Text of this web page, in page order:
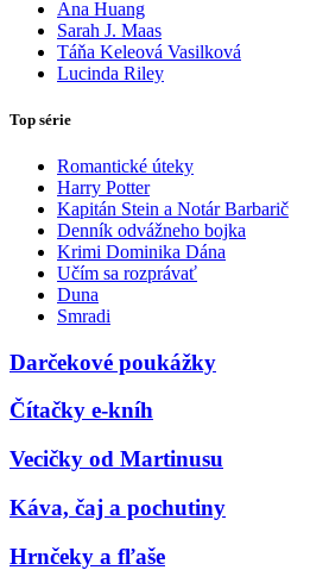
Ana Huang
Sarah J. Maas
Táňa Keleová Vasilková
Lucinda Riley
Top série
Romantické úteky
Harry Potter
Kapitán Stein a Notár Barbarič
Denník odvážneho bojka
Krimi Dominika Dána
Učím sa rozprávať
Duna
Smradi
Darčekové poukážky
Čítačky e-kníh
Vecičky od Martinusu
Káva, čaj a pochutiny
Hrnčeky a fľaše